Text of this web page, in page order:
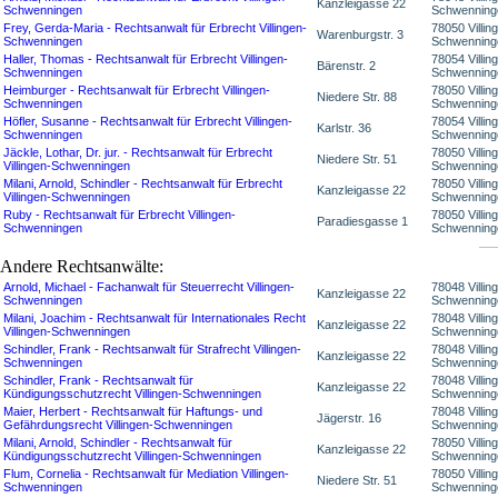
Schwenningen
Kanzleigasse 22
Frey, Gerda-Maria - Rechtsanwalt für Erbrecht Villingen-
Schwenningen
Warenburgstr. 3
78050
Haller, Thomas - Rechtsanwalt für Erbrecht Villingen-
Schwenningen
Bärenstr. 2
78054
Heimburger - Rechtsanwalt für Erbrecht Villingen-
Schwenningen
Niedere Str. 88
78050
Höfler, Susanne - Rechtsanwalt für Erbrecht Villingen-
Schwenningen
Karlstr. 36
78054
Jäckle, Lothar, Dr. jur. - Rechtsanwalt für Erbrecht
Villingen-Schwenningen
Niedere Str. 51
78050
Milani, Arnold, Schindler - Rechtsanwalt für Erbrecht
Villingen-Schwenningen
Kanzleigasse 22
78050
Ruby - Rechtsanwalt für Erbrecht Villingen-
Schwenningen
Paradiesgasse 1
78050
Andere Rechtsanwälte:
Arnold, Michael - Fachanwalt für Steuerrecht Villingen-
Schwenningen
Kanzleigasse 22
78048
Milani, Joachim - Rechtsanwalt für Internationales Recht
Villingen-Schwenningen
Kanzleigasse 22
78048
Schindler, Frank - Rechtsanwalt für Strafrecht Villingen-
Schwenningen
Kanzleigasse 22
78048
Schindler, Frank - Rechtsanwalt für
Kündigungsschutzrecht Villingen-Schwenningen
Kanzleigasse 22
78048
Maier, Herbert - Rechtsanwalt für Haftungs- und
Gefährdungsrecht Villingen-Schwenningen
Jägerstr. 16
78048
Milani, Arnold, Schindler - Rechtsanwalt für
Kündigungsschutzrecht Villingen-Schwenningen
Kanzleigasse 22
78050
Flum, Cornelia - Rechtsanwalt für Mediation Villingen-
Schwenningen
Niedere Str. 51
78050